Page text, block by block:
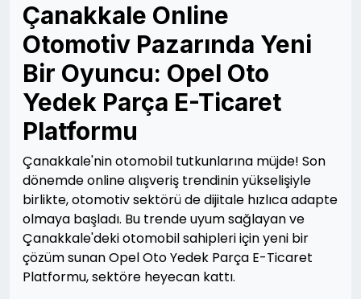
Çanakkale Online
Otomotiv Pazarında Yeni
Bir Oyuncu: Opel Oto
Yedek Parça E-Ticaret
Platformu
Çanakkale'nin otomobil tutkunlarına müjde! Son
dönemde online alışveriş trendinin yükselişiyle
birlikte, otomotiv sektörü de dijitale hızlıca adapte
olmaya başladı. Bu trende uyum sağlayan ve
Çanakkale'deki otomobil sahipleri için yeni bir
çözüm sunan Opel Oto Yedek Parça E-Ticaret
Platformu, sektöre heyecan kattı.